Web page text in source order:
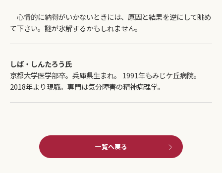
心情的に納得がいかないときには、原因と結果を逆にして眺め
て下さい。謎が氷解するかもしれません。
しば・しんたろう氏
京都大学医学部卒。兵庫県生まれ。 1991年もみじケ丘病院。
2018年より現職。専門は気分障害の精神病理学。
一覧へ戻る